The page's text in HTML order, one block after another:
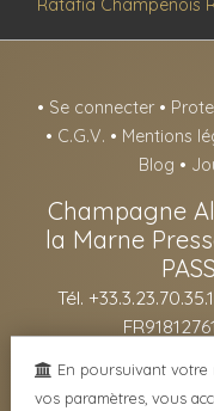
Ratafia Champenois
• Se connecter •
• C.G.V. • Mentions
Blog •
Champagne
la Marne
Tél.
- L'abus d'alcool est
modération - La vente
En poursuivant
vos paramètres, vous